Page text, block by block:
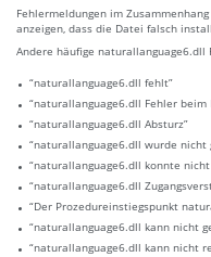
Fehlermeldungen im
anzeigen, dass die Datei falsch
Andere häufige naturallanguage6.dll
“naturallanguage6.dll fehlt”
“naturallanguage6.dll Fehler beim
“naturallanguage6.dll Absturz”
“naturallanguage6.dll wurde nicht
“naturallanguage6.dll konnte
“naturallanguage6.dll
“Der Prozedureinstiegspunkt
“naturallanguage6.dll kann nicht
“naturallanguage6.dll kann nicht